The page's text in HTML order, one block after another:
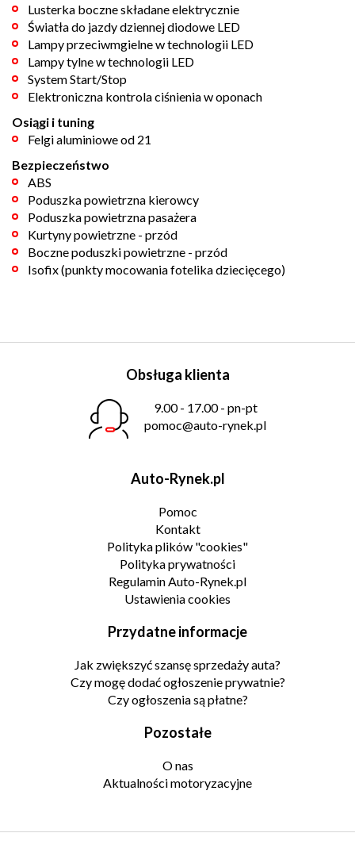
Lusterka boczne składane elektrycznie
Światła do jazdy dziennej diodowe LED
Lampy przeciwmgielne w technologii LED
Lampy tylne w technologii LED
System Start/Stop
Elektroniczna kontrola ciśnienia w oponach
Osiągi i tuning
Felgi aluminiowe od 21
Bezpieczeństwo
ABS
Poduszka powietrzna kierowcy
Poduszka powietrzna pasażera
Kurtyny powietrzne - przód
Boczne poduszki powietrzne - przód
Isofix (punkty mocowania fotelika dziecięcego)
Obsługa klienta
9.00 - 17.00 - pn-pt
pomoc@auto-rynek.pl
Auto-Rynek.pl
Pomoc
Kontakt
Polityka plików "cookies"
Polityka prywatności
Regulamin Auto-Rynek.pl
Ustawienia cookies
Przydatne informacje
Jak zwiększyć szansę sprzedaży auta?
Czy mogę dodać ogłoszenie prywatnie?
Czy ogłoszenia są płatne?
Pozostałe
O nas
Aktualności motoryzacyjne